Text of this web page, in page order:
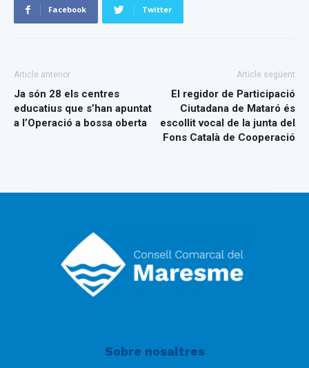
Facebook Twitter
Article anterior
Ja són 28 els centres
educatius que s’han apuntat
a l’Operació a bossa oberta
Article següent
El regidor de Participació
Ciutadana de Mataró és
escollit vocal de la junta del
Fons Català de Cooperació
Sobre nosaltres